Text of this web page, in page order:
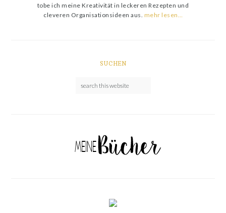
tobe ich meine Kreativität in leckeren Rezepten und
cleveren Organisationsideen aus. mehr lesen…
SUCHEN